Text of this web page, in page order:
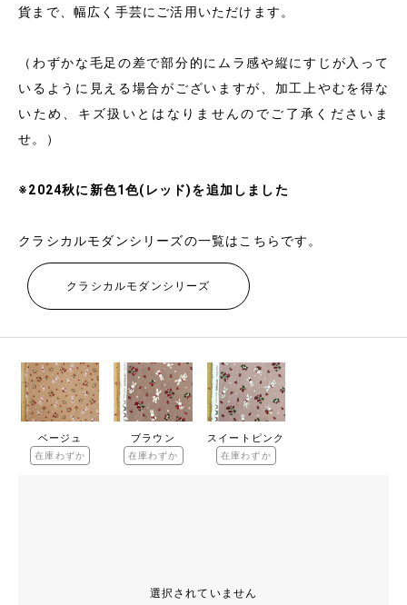
貨まで、幅広く手芸にご活用いただけます。
（わずかな毛足の差で部分的にムラ感や縦にすじが入って
いるように見える場合がございますが、加工上やむを得な
いため、キズ扱いとはなりませんのでご了承くださいま
せ。）
※2024秋に新色1色(レッド)を追加しました
クラシカルモダンシリーズの一覧はこちらです。
クラシカルモダンシリーズ
ベージュ
在庫わずか
ブラウン
在庫わずか
スイートピンク
在庫わずか
選択されていません